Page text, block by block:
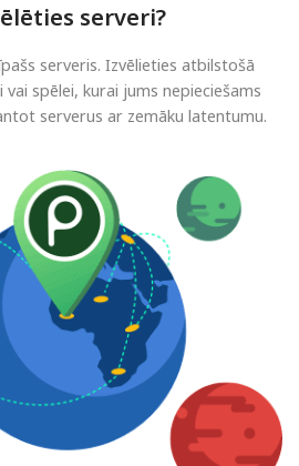
serveri?
serveris. Izvēlieties atbilstošā
spēlei, kurai jums nepieciešams
serverus ar zemāku latentumu.